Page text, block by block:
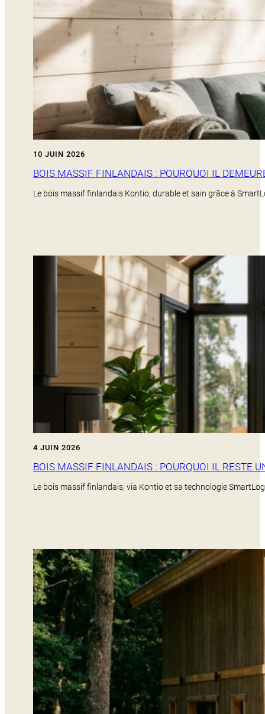
10 JUIN 2026
BOIS MASSIF FINLANDAIS : POURQUOI IL
Le bois massif finlandais Kontio, durable et sain grâce à
4 JUIN 2026
BOIS MASSIF FINLANDAIS : POURQUOI IL RESTE
Le bois massif finlandais, via Kontio et sa technologie